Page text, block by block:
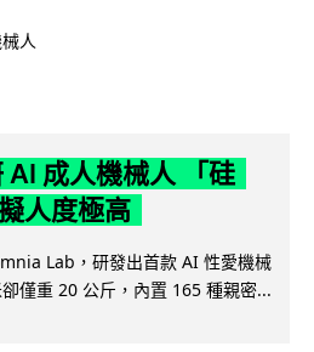
人
成人機械人 「硅
人度極高
Lab，研發出首款 AI 性愛機械
僅重 20 公斤，內置 165 種親密...